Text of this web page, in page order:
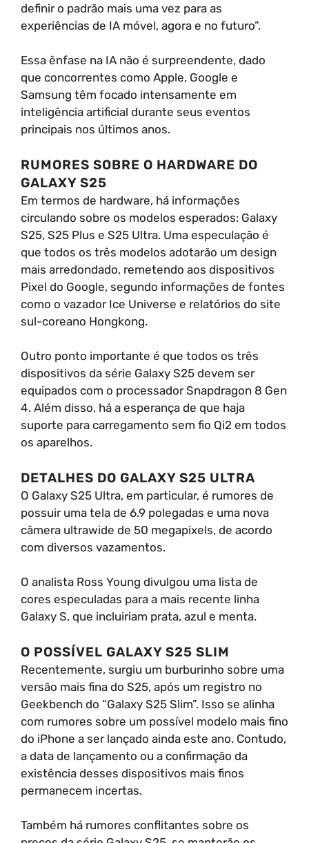
definir o padrão mais uma vez para as
experiências de IA móvel, agora e no futuro”.
Essa ênfase na IA não é surpreendente, dado
que concorrentes como Apple, Google e
Samsung têm focado intensamente em
inteligência artificial durante seus eventos
principais nos últimos anos.
RUMORES SOBRE O HARDWARE DO
GALAXY S25
Em termos de hardware, há informações
circulando sobre os modelos esperados: Galaxy
S25, S25 Plus e S25 Ultra. Uma especulação é
que todos os três modelos adotarão um design
mais arredondado, remetendo aos dispositivos
Pixel do Google, segundo informações de fontes
como o vazador Ice Universe e relatórios do site
sul-coreano Hongkong.
Outro ponto importante é que todos os três
dispositivos da série Galaxy S25 devem ser
equipados com o processador Snapdragon 8 Gen
4. Além disso, há a esperança de que haja
suporte para carregamento sem fio Qi2 em todos
os aparelhos.
DETALHES DO GALAXY S25 ULTRA
O Galaxy S25 Ultra, em particular, é rumores de
possuir uma tela de 6.9 polegadas e uma nova
câmera ultrawide de 50 megapixels, de acordo
com diversos vazamentos.
O analista Ross Young divulgou uma lista de
cores especuladas para a mais recente linha
Galaxy S, que incluiriam prata, azul e menta.
O POSSÍVEL GALAXY S25 SLIM
Recentemente, surgiu um burburinho sobre uma
versão mais fina do S25, após um registro no
Geekbench do “Galaxy S25 Slim”. Isso se alinha
com rumores sobre um possível modelo mais fino
do iPhone a ser lançado ainda este ano. Contudo,
a data de lançamento ou a confirmação da
existência desses dispositivos mais finos
permanecem incertas.
Também há rumores conflitantes sobre os